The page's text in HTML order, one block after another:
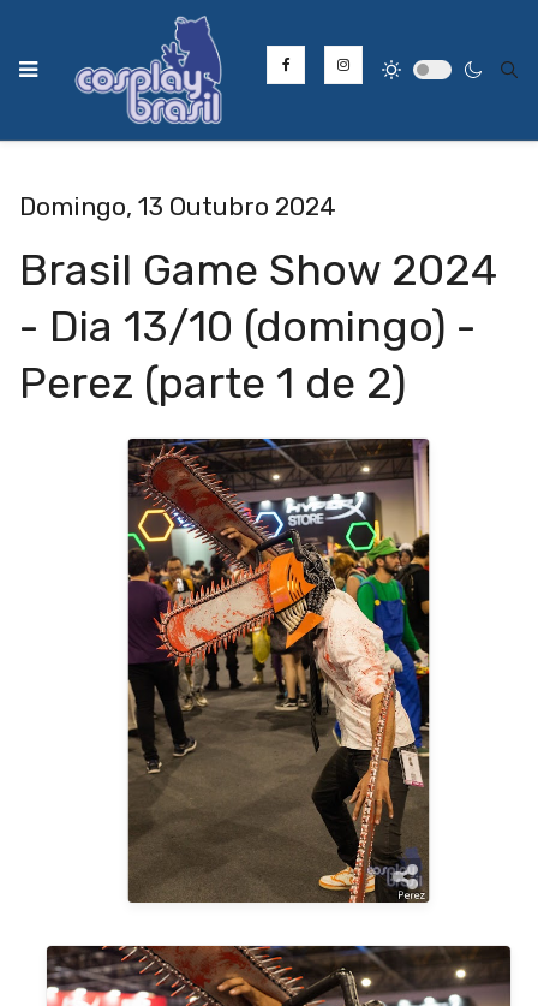
Domingo, 13 Outubro 2024
Brasil Game Show 2024
- Dia 13/10 (domingo) -
Perez (parte 1 de 2)